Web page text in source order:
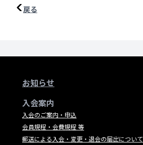
戻る
お知らせ
入会案内
入会のご案内・申込
会員規程・会費規程 等
郵送による入会・変更・退会の届出について